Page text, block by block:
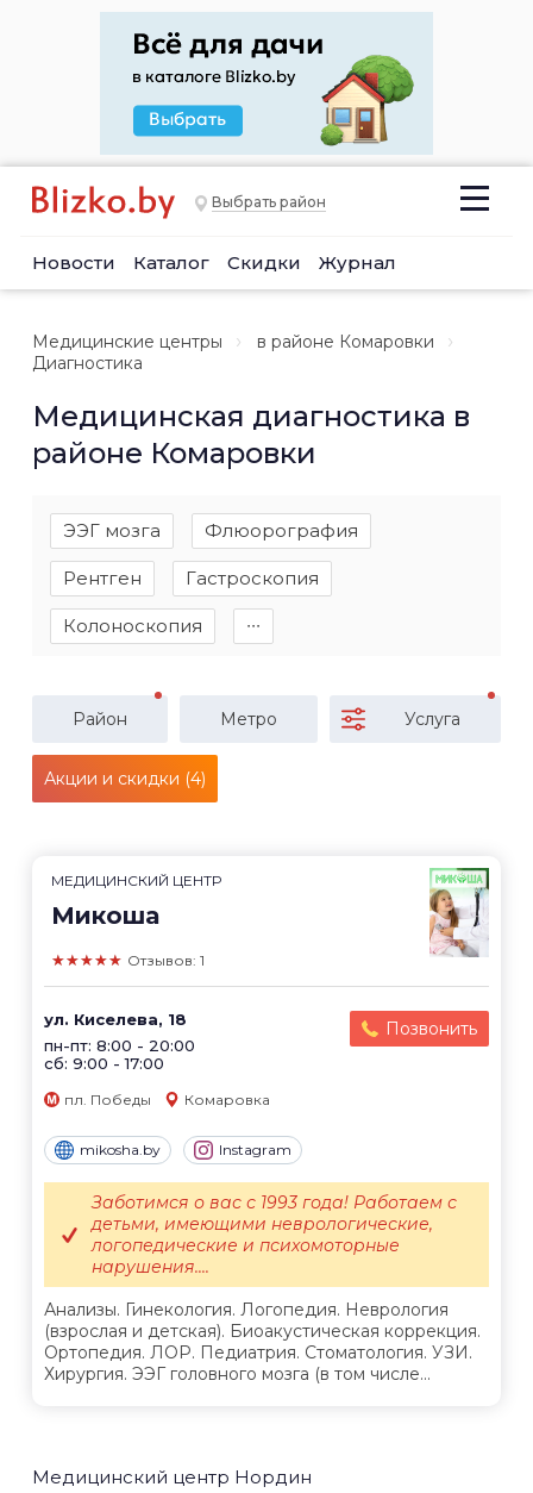
Выбрать район
Новости Каталог Скидки Журнал
Медицинские центры
в районе Комаровки
Диагностика
Медицинская диагностика в
районе Комаровки
ЭЭГ мозга Флюорография
Рентген Гастроскопия
Колоноскопия ∙∙∙
Район Метро Услуга
Акции и скидки (4)
МЕДИЦИНСКИЙ ЦЕНТР
Микоша
★★★★★ Отзывов: 1
ул. Киселева, 18
пн-пт: 8:00 - 20:00
сб: 9:00 - 17:00
Позвонить
пл. Победы Комаровка
mikosha.by Instagram
Анализы. Гинекология. Логопедия. Неврология
(взрослая и детская). Биоакустическая коррекция.
Ортопедия. ЛОР. Педиатрия. Стоматология. УЗИ.
Хирургия. ЭЭГ головного мозга (в том числе...
Заботимся о вас с 1993 года! Работаем с
детьми, имеющими неврологические,
логопедические и психомоторные
нарушения....
Медицинский центр Нордин